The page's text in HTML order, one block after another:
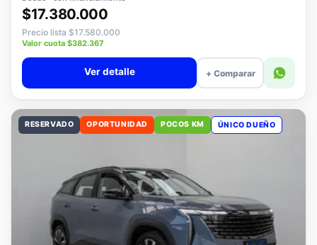
Desde · con financiamiento
$17.380.000
Precio lista $17.580.000
Valor cuota $382.367
+ Comparar
RESERVADO OPORTUNIDAD POCOS KM